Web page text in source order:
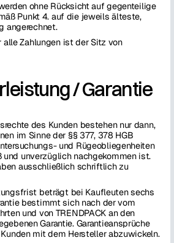
ohne Rücksicht auf gegenteilige
Punkt 4. auf die jeweils älteste,
angerechnet.
alle Zahlungen ist der Sitz von
/ Garantie
des Kunden bestehen nur dann,
im Sinne der §§ 377, 378 HGB
und Rügeobliegenheiten
und unverzüglich nachgekommen ist.
ausschließlich schriftlich zu
beträgt bei Kaufleuten sechs
bestimmt sich nach der vom
und von TRENDPACK an den
Garantie. Garantieansprüche
mit dem Hersteller abzuwickeln.